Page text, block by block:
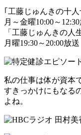
｢工藤じゅんきの十人
月～金曜10:00～
「工藤じゅんきの人
月曜19:30～20:00放送
私の仕事は体が資本
すきっかけにもなる
よね。